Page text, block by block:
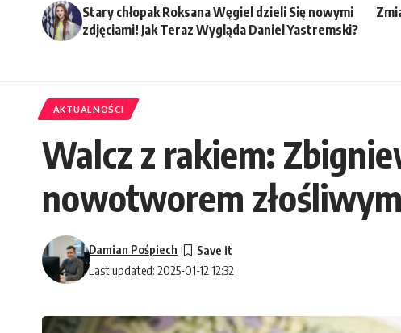
Stary chłopak Roksana Węgiel dzieli Się nowymi
zdjęciami! Jak Teraz Wygląda Daniel Yastremski?
AKTUALNOŚCI
Walcz z rakiem:
nowotworem złośliwym
Last updated: 2025-01-12 12:32
Damian Pośpiech